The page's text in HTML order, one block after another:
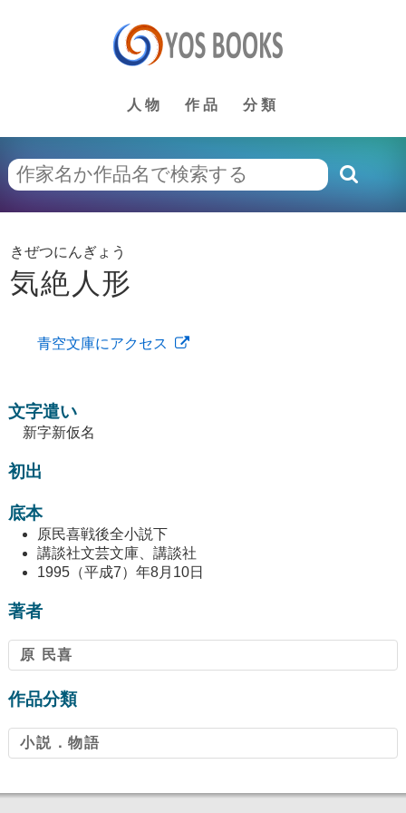
人物 作品 分類
きぜつにんぎょう
気絶人形
青空文庫にアクセス
文字遣い
新字新仮名
初出
底本
原民喜戦後全小説下
講談社文芸文庫、講談社
1995（平成7）年8月10日
著者
原 民喜
作品分類
小説．物語